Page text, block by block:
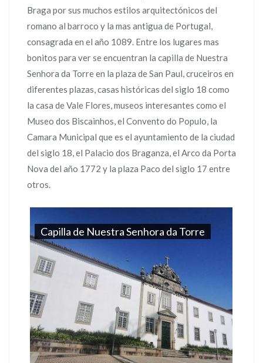
Braga por sus muchos estilos arquitectónicos del
romano al barroco y la mas antigua de Portugal,
consagrada en el año 1089. Entre los lugares mas
bonitos para ver se encuentran la capilla de Nuestra
Senhora da Torre en la plaza de San Paul, cruceiros en
diferentes plazas, casas históricas del siglo 18 como
la casa de Vale Flores, museos interesantes como el
Museo dos Biscainhos, el Convento do Populo, la
Camara Municipal que es el ayuntamiento de la ciudad
del siglo 18, el Palacio dos Braganza, el Arco da Porta
Nova del año 1772 y la plaza Paco del siglo 17 entre
otros.
Capilla de Nuestra Senhora da Torre